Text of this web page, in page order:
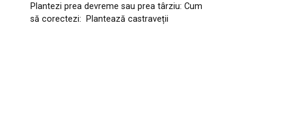
Plantezi prea devreme sau prea târziu: Cum
să corectezi: Plantează castraveții